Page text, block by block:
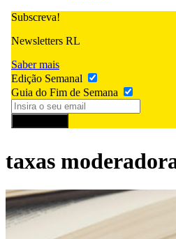
Subscreva!
Newsletters RL
Saber mais
Edição Semanal
Guia do Fim de Semana
taxas